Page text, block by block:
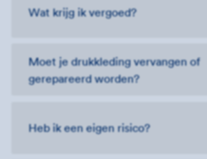
Wat krijg ik vergoed?
Moet je drukkleding vervangen of
gerepareerd worden?
Heb ik een eigen risico?